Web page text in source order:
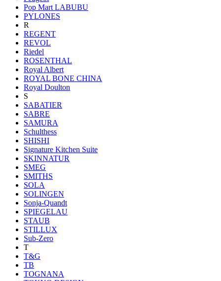
Pop Mart LABUBU
PYLONES
R
REGENT
REVOL
Riedel
ROSENTHAL
Royal Albert
ROYAL BONE CHINA
Royal Doulton
S
SABATIER
SABRE
SAMURA
Schulthess
SHISHI
Signature Kitchen Suite
SKINNATUR
SMEG
SMITHS
SOLA
SOLINGEN
Sonja-Quandt
SPIEGELAU
STAUB
STILLUX
Sub-Zero
T
T&G
TB
TOGNANA